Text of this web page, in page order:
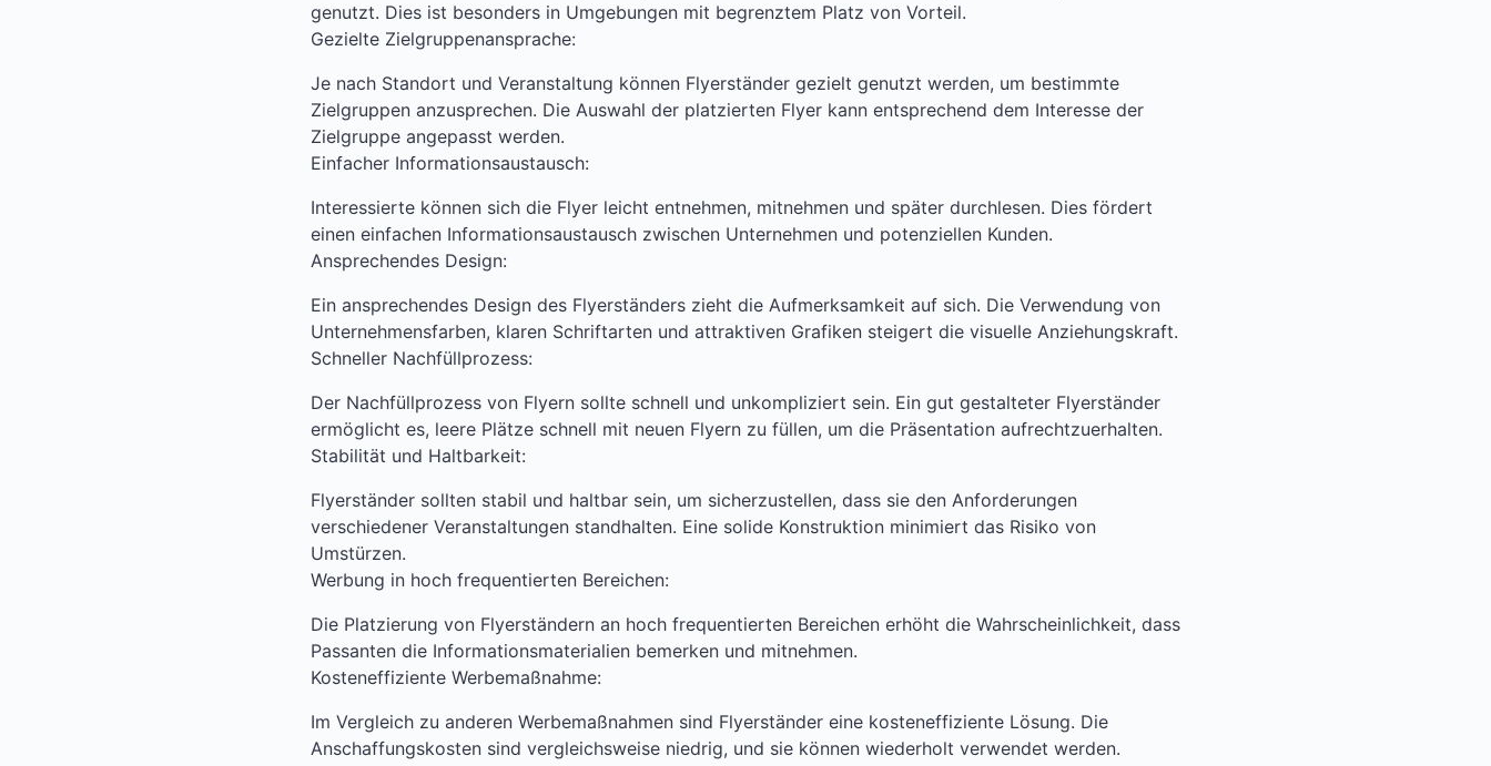
genutzt. Dies ist besonders in Umgebungen mit begrenztem Platz von Vorteil.
Gezielte Zielgruppenansprache:
Je nach Standort und Veranstaltung können Flyerständer gezielt genutzt werden, um bestimmte
Zielgruppen anzusprechen. Die Auswahl der platzierten Flyer kann entsprechend dem Interesse der
Zielgruppe angepasst werden.
Einfacher Informationsaustausch:
Interessierte können sich die Flyer leicht entnehmen, mitnehmen und später durchlesen. Dies fördert
einen einfachen Informationsaustausch zwischen Unternehmen und potenziellen Kunden.
Ansprechendes Design:
Ein ansprechendes Design des Flyerständers zieht die Aufmerksamkeit auf sich. Die Verwendung von
Unternehmensfarben, klaren Schriftarten und attraktiven Grafiken steigert die visuelle Anziehungskraft.
Schneller Nachfüllprozess:
Der Nachfüllprozess von Flyern sollte schnell und unkompliziert sein. Ein gut gestalteter Flyerständer
ermöglicht es, leere Plätze schnell mit neuen Flyern zu füllen, um die Präsentation aufrechtzuerhalten.
Stabilität und Haltbarkeit:
Flyerständer sollten stabil und haltbar sein, um sicherzustellen, dass sie den Anforderungen
verschiedener Veranstaltungen standhalten. Eine solide Konstruktion minimiert das Risiko von
Umstürzen.
Werbung in hoch frequentierten Bereichen:
Die Platzierung von Flyerständern an hoch frequentierten Bereichen erhöht die Wahrscheinlichkeit, dass
Passanten die Informationsmaterialien bemerken und mitnehmen.
Kosteneffiziente Werbemaßnahme:
Im Vergleich zu anderen Werbemaßnahmen sind Flyerständer eine kosteneffiziente Lösung. Die
Anschaffungskosten sind vergleichsweise niedrig, und sie können wiederholt verwendet werden.